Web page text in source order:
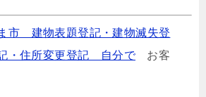
市 建物表題登記・建物滅失登
・住所変更登記 自分でお客